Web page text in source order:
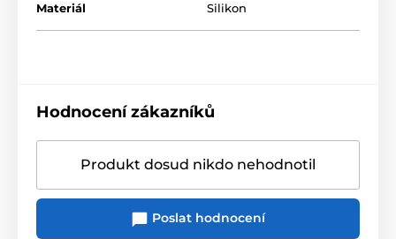
Materiál Silikon
Hodnocení zákazníků
Produkt dosud nikdo nehodnotil
Poslat hodnocení